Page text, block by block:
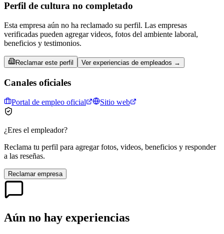
Perfil de cultura no completado
Esta empresa aún no ha reclamado su perfil. Las empresas
verificadas pueden agregar videos, fotos del ambiente laboral,
beneficios y testimonios.
Reclamar este perfil Ver experiencias de empleados →
Canales oficiales
Portal de empleo oficial Sitio web
¿Eres el empleador?
Reclama tu perfil para agregar fotos, videos, beneficios y responder
a las reseñas.
Reclamar empresa
Aún no hay experiencias